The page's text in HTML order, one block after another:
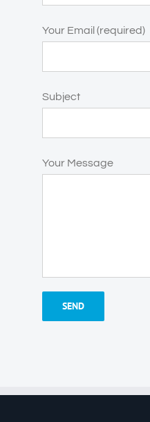
Your Email (required)
Subject
Your Message